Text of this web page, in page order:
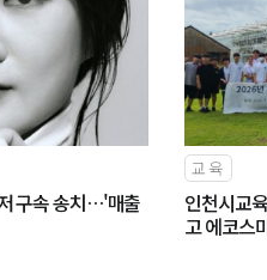
구속 송치…'매출
교육
인천시교
고 에코스